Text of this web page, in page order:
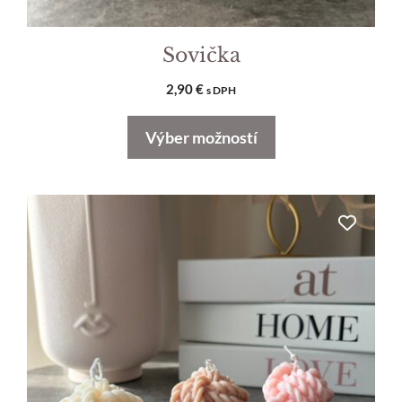
Sovička
2,90€ s DPH
Výber možností
Tento
produkt
má
viacero
variantov.
Možnosti
môžete